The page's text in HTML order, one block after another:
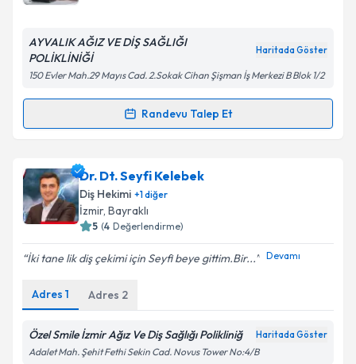
Kişisel verilerimin işlenmesine ilişkinAydınlatma
'ni okudum ve kişisel verilerimin belirtilen
kapsamda işlenmesini kabul ediyorum.
Takvim Talebini Gönder
AYVALIK AĞIZ VE DİŞ SAĞLIĞI
POLİKLİNİĞİ
Haritada Göster
150 Evler Mah.29 Mayıs Cad. 2.Sokak Cihan Şişman İş Merkezi B Blok 1/2
Randevu Talep Et
Randevu Takvimi Talebi
Dt. Murad Kaleiçin randevu takvimi talebi oluşturun.
Size bu uzmandan randevu almanız için bir takvim
hazırlandığında e-posta ile bilgilendireceğiz.
Metni'ni okudum ve kişisel verilerimin belirtilen
kapsamda işlenmesini kabul ediyorum.
Dr. Dt. Seyfi Kelebek
Diş Hekimi +1diğer
İzmir, Bayraklı
5 (4 Değerlendirme)
İki tane lik diş çekimi için Seyfi beye gittim.Bir... Devamı
Adres 1 Adres 2
Özel Smile İzmir Ağız Ve Diş Sağlığı Polikliniğ Haritada Göster
Adalet Mah. Şehit Fethi Sekin Cad. Novus Tower No:4/B